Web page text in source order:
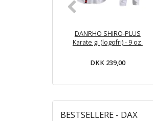
DANRHO SHIRO-PLUS
Karate gi (logofri) - 9 oz.
DKK 239,00
BESTSELLERE - DAX